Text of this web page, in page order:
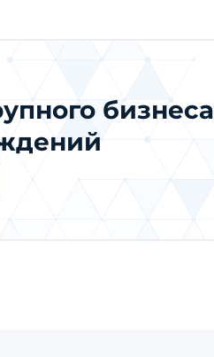
бизнеса